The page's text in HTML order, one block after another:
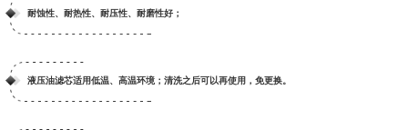
耐蚀性、耐热性、耐压性、耐磨性好；
液压油滤芯适用低温、高温环境；清洗之后可以再使用，免更换。